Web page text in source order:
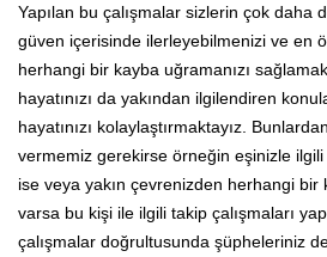
Yapılan bu çalışmalar sizlerin çok daha
güven içerisinde ilerleyebilmenizi ve en
herhangi bir kayba uğramanızı
hayatınızı da yakından ilgilendiren
hayatınızı kolaylaştırmaktayız.
vermemiz gerekirse örneğin eşinizle
ise veya yakın çevrenizden herhangi bir
varsa bu kişi ile ilgili takip çalışmaları
çalışmalar doğrultusunda şüpheleriniz de